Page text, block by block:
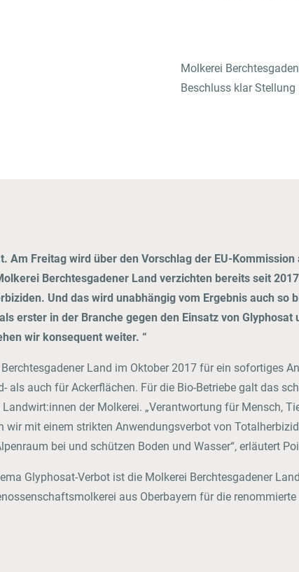
Bild- & Marketingmaterial
Molkerei
Beschluss klar Stellung
Am Freitag wird über den Vorschlag der EU-
Berchtesgadener Land verzichten bereits seit
Und das wird unabhängig vom Ergebnis auch so
erster in der Branche gegen den Einsatz von
wir konsequent weiter. “
Land im Oktober 2017 für ein sofortiges
als auch für Ackerflächen. Für die Bio-Betriebe galt das
der Molkerei. „Verantwortung für Mensch,
wir mit einem strikten Anwendungsverbot von
bei und schützen Boden und Wasser“, erläutert
Glyphosat-Verbot ist die Molkerei Berchtesgadener
aus Oberbayern für die